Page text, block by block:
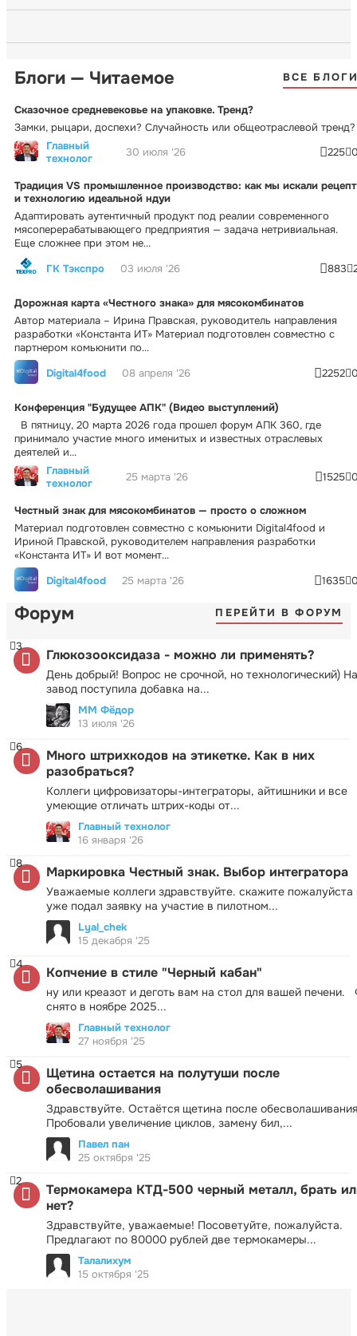
Блоги — Читаемое ВСЕ
Сказочное средневековье на упаковке. Тренд?
Замки, рыцари, доспехи? Случайность или общеотраслевой тренд?
Главный
технолог
30 июля '26 225
Традиция VS промышленное производство: как мы искали рецепт
и технологию идеальной ндуи
Адаптировать аутентичный продукт под реалии современного
мясоперерабатывающего предприятия — задача нетривиальная.
Еще сложнее при этом не...
ГК Тэкспро
03 июля '26 883
Дорожная карта «Честного знака» для мясокомбинатов
Автор материала – Ирина Правская, руководитель направления
разработки «Константа ИТ» Материал подготовлен совместно с
партнером комьюнити по...
Digital4food
08 апреля '26 2252
Конференция "Будущее АПК" (Видео выступлений)
В пятницу, 20 марта 2026 года прошел форум АПК 360, где
принимало участие много именитых и известных отраслевых
деятелей и...
Главный
технолог
25 марта '26 1525
Честный знак для мясокомбинатов — просто о сложном
Материал подготовлен совместно с комьюнити Digital4food и
Ириной Правской, руководителем направления разработки
«Константа ИТ» И вот момент...
Digital4food
25 марта '26 1635
Форум ПЕРЕЙТИ В ФОРУМ
Глюкозооксидаза - можно ли применять?
День добрый! Вопрос не срочной, но технологический) На
завод поступила добавка на...
3
ММ Фёдор
13 июля '26
Много штрихкодов на этикетке. Как в них
разобраться?
Коллеги цифровизаторы-интеграторы, айтишники и все
умеющие отличать штрих-коды от...
6
Главный технолог
16 января '26
Маркировка Честный знак. Выбор интегратора
Уважаемые коллеги здравствуйте. скажите пожалуйста
уже подал заявку на участие в пилотном...
8
Lyal_chek
15 декабря '25
Копчение в стиле "Черный кабан"
ну или креазот и деготь вам на стол для вашей печени.
снято в ноябре 2025...
4
Главный технолог
27 ноября '25
Щетина остается на полутуши после
обесволашивания
Здравствуйте. Остаётся щетина после
Пробовали увеличение циклов, замену бил,...
5
Павел пан
25 октября '25
Термокамера КТД-500 черный металл, брать
нет?
Здравствуйте, уважаемые! Посоветуйте, пожалуйста.
Предлагают по 80000 рублей две термокамеры...
2
Талалихум
15 октября '25